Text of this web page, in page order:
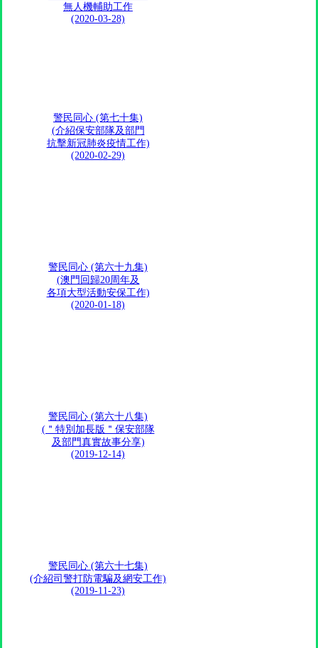
無人機輔助工作
(2020-03-28)
警民同心 (第七十集)
(介紹保安部隊及部門
抗擊新冠肺炎疫情工作)
(2020-02-29)
警民同心 (第六十九集)
(澳門回歸20周年及
各項大型活動安保工作)
(2020-01-18)
警民同心 (第六十八集)
(＂特別加長版＂保安部隊
及部門真實故事分享)
(2019-12-14)
警民同心 (第六十七集)
(介紹司警打防電騙及網安工作)
(2019-11-23)